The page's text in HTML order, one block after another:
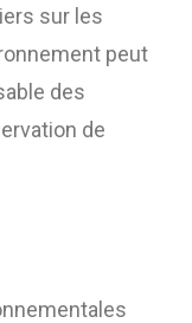
sur les
peut
des
de